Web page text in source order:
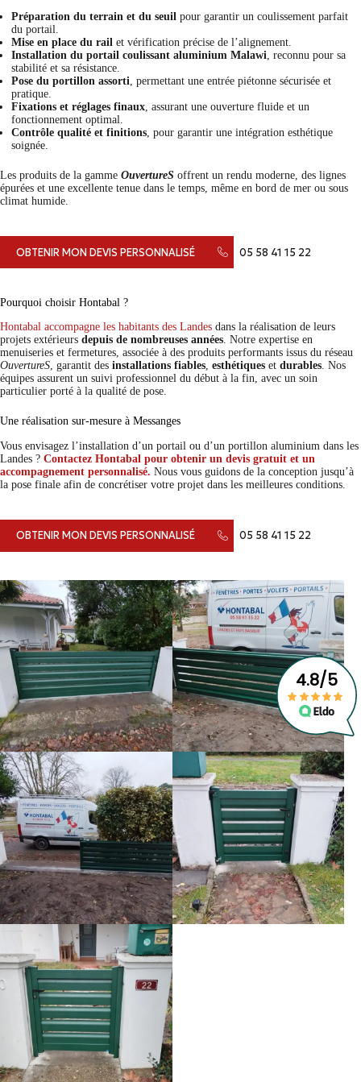
Préparation du terrain et du seuil pour garantir un coulissement parfait
du portail.
Mise en place du rail et vérification précise de l’alignement.
Installation du portail coulissant aluminium Malawi, reconnu pour sa
stabilité et sa résistance.
Pose du portillon assorti, permettant une entrée piétonne sécurisée et
pratique.
Fixations et réglages finaux, assurant une ouverture fluide et un
fonctionnement optimal.
Contrôle qualité et finitions, pour garantir une intégration esthétique
soignée.
Les produits de la gamme OuvertureS offrent un rendu moderne, des lignes
épurées et une excellente tenue dans le temps, même en bord de mer ou sous
climat humide.
OBTENIR MON DEVIS PERSONNALISÉ 05 58 41 15 22
Pourquoi choisir Hontabal ?
Hontabal accompagne les habitants des Landes dans la réalisation de leurs
projets extérieurs depuis de nombreuses années. Notre expertise en
menuiseries et fermetures, associée à des produits performants issus du réseau
OuvertureS, garantit des installations fiables, esthétiques et durables. Nos
équipes assurent un suivi professionnel du début à la fin, avec un soin
particulier porté à la qualité de pose.
Une réalisation sur-mesure à Messanges
Vous envisagez l’installation d’un portail ou d’un portillon aluminium dans les
Landes ? Contactez Hontabal pour obtenir un devis gratuit et un
accompagnement personnalisé. Nous vous guidons de la conception jusqu’à
la pose finale afin de concrétiser votre projet dans les meilleures conditions.
OBTENIR MON DEVIS PERSONNALISÉ 05 58 41 15 22